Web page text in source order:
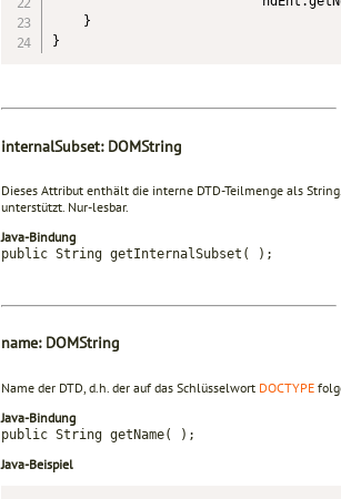
    }
}
internalSubset: DOMString
Dieses Attribut enthält die interne DTD-Teilmenge als
unterstützt. Nur-lesbar.
Java-Bindung
public String getInternalSubset( );
name: DOMString
Name der DTD, d.h. der auf das Schlüsselwort DOCTYPE
Java-Bindung
public String getName( );
Java-Beispiel